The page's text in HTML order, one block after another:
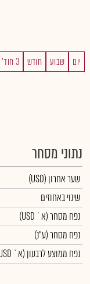
יום שבוע חודש 3 חוד'
נתוני מסחר
שער אחרון (USD)
שינוי באחוזים
נפח מסחר(א` USD)
נפח מסחר(ע"נ)
נפח ממוצע לרבעון (א` USD)